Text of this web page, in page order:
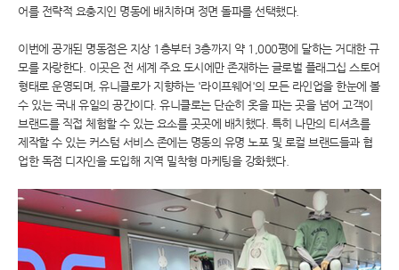
어를 전략적 요충지인 명동에 배치하며 정면 돌파를 선택했다.
이번에 공개된 명동점은 지상 1층부터 3층까지 약 1,000평에 달하는 거대한 규
모를 자랑한다. 이곳은 전 세계 주요 도시에만 존재하는 글로벌 플래그십 스토어
형태로 운영되며, 유니클로가 지향하는 '라이프웨어'의 모든 라인업을 한눈에 볼
수 있는 국내 유일의 공간이다. 유니클로는 단순히 옷을 파는 곳을 넘어 고객이
브랜드를 직접 체험할 수 있는 요소를 곳곳에 배치했다. 특히 나만의 티셔츠를
제작할 수 있는 커스텀 서비스 존에는 명동의 유명 노포 및 로컬 브랜드들과 협
업한 독점 디자인을 도입해 지역 밀착형 마케팅을 강화했다.